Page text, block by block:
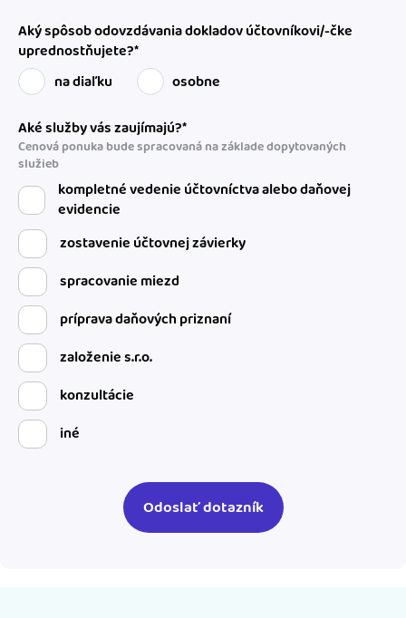
Aký spôsob odovzdávania dokladov účtovníkovi/-čke
uprednostňujete?*
na diaľku
osobne
Aké služby vás zaujímajú?*
Cenová ponuka bude spracovaná na základe dopytovaných
služieb
kompletné vedenie účtovníctva alebo daňovej
evidencie
zostavenie účtovnej závierky
spracovanie miezd
príprava daňových priznaní
založenie s.r.o.
konzultácie
iné